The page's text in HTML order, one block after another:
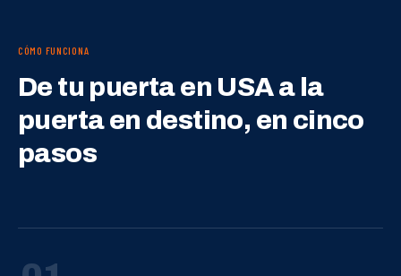
CÓMO FUNCIONA
De tu puerta en USA a la
puerta en destino, en cinco
pasos